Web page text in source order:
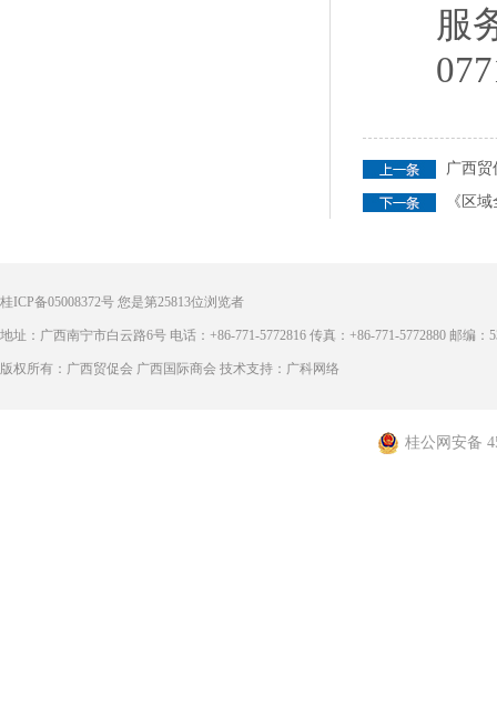
服务
0771-
广西贸
《区
桂ICP备05008372号 您是第25813位浏览者
地址：广西南宁市白云路6号 电话：+86-771-5772816 传真：+86-771-5772880 邮编：
版权所有：广西贸促会 广西国际商会 技术支持：广科网络
桂公网安备